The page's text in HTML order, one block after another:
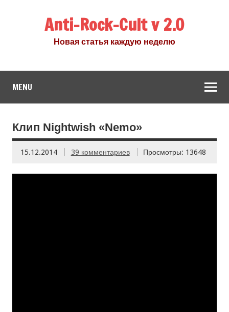
Anti-Rock-Cult v 2.0
Новая статья каждую неделю
MENU
Клип Nightwish «Nemo»
15.12.2014 39 комментариев Просмотры: 13648